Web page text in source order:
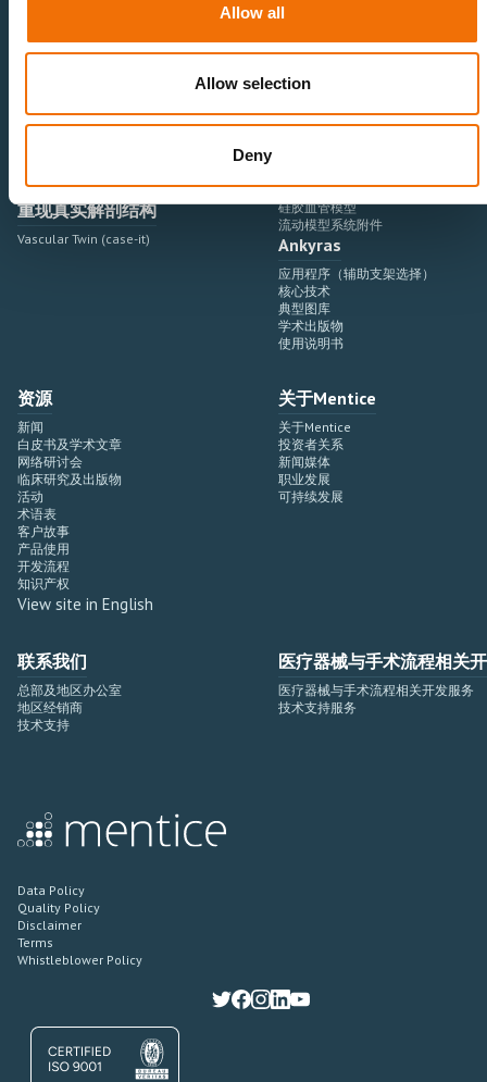
Allow all
Allow selection
Deny
血管造影设备
虚拟模拟
培训模块与软件
血管造影设备集成
右心导管术应用程序
重现真实解剖结构
Vascular Twin (case-it)
扩展与附加组件
硅胶血管模型
流动模型系统附件
Ankyras
应用程序（辅助支架选择）
核心技术
典型图库
学术出版物
使用说明书
资源
新闻
白皮书及学术文章
网络研讨会
临床研究及出版物
活动
术语表
客户故事
产品使用
开发流程
知识产权
View site in English
关于Mentice
关于Mentice
投资者关系
新闻媒体
职业发展
可持续发展
联系我们
总部及地区办公室
地区经销商
技术支持
医疗器械与手术流程相关
医疗器械与手术流程相关开发服务
技术支持服务
Data Policy
Quality Policy
Disclaimer
Terms
Whistleblower Policy